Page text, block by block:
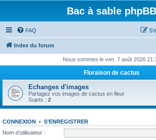
Bac à sable phpBB
FAQ
Index du forum
Nous sommes le ven. 7 août 2026
Floraison de cactus
Echanges d'images
Partagez vos images de cactus en fleur
Sujets : 2
CONNEXION • S’ENREGISTRER
Nom d’utilisateur :